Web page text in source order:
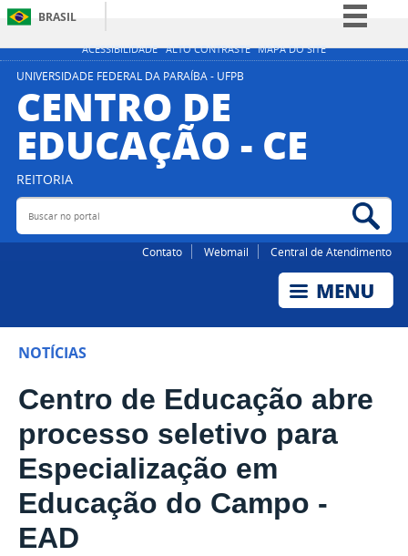
ACESSIBILIDADE ALTO CONTRASTE MAPA DO SITE
BRASIL
Simplifique!
Acesso à informação
Legislação
UNIVERSIDADE FEDERAL DA PARAÍBA - UFPB
CENTRO DE
EDUCAÇÃO - CE
REITORIA
Buscar no portal
Contato Webmail Central de Atendimento
NOTÍCIAS
Centro de Educação abre
processo seletivo para
Especialização em
Educação do Campo -
EAD